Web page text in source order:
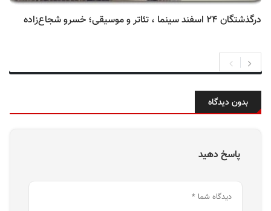
درگذشتگان ۲۴ اسفند سینما ، تئاتر و موسیقی؛ خسرو شجاع‌زاده
بدون دیدگاه
پاسخ دهید